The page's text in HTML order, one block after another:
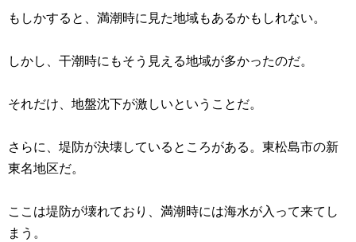
もしかすると、満潮時に見た地域もあるかもしれない。
しかし、干潮時にもそう見える地域が多かったのだ。
それだけ、地盤沈下が激しいということだ。
さらに、堤防が決壊しているところがある。東松島市の新
東名地区だ。
ここは堤防が壊れており、満潮時には海水が入って来てし
まう。